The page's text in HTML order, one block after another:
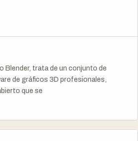
Blender, trata de un conjunto de
de gráficos 3D profesionales,
que se